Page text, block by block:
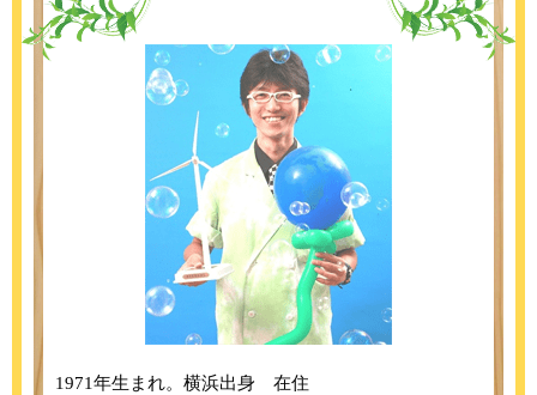
1971年生まれ。横浜出身 在住